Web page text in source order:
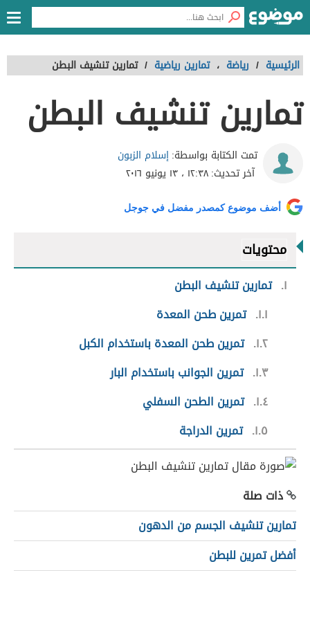
الرئيسية / رياضة ، تمارين رياضية / تمارين تنشيف البطن
تمارين تنشيف البطن
تمت الكتابة بواسطة:إسلام الزبون
آخر تحديث:١٢:٣٨ ، ١٣ يونيو ٢٠١٦
أضف موضوع كمصدر مفضل في جوجل
محتويات
١ تمارين تنشيف البطن
١.١ تمرين طحن المعدة
١.٢ تمرين طحن المعدة باستخدام الكبل
١.٣ تمرين الجوانب باستخدام البار
١.٤ تمرين الطحن السفلي
١.٥ تمرين الدراجة
ذات صلة
تمارين تنشيف الجسم من الدهون
أفضل تمرين للبطن